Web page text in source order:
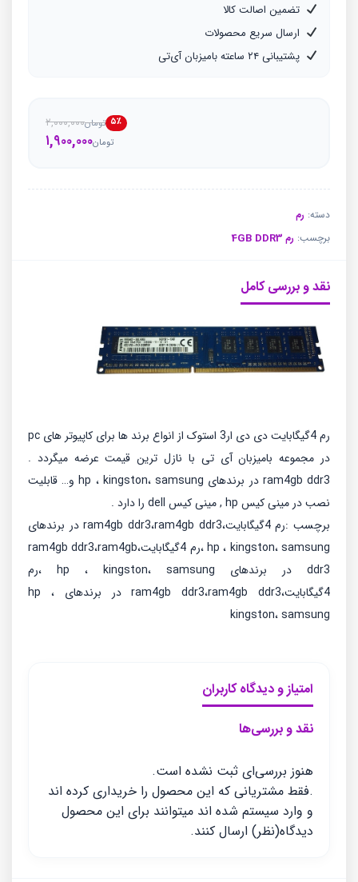
تضمین اصالت کالا
ارسال سریع محصولات
پشتیبانی ۲۴ ساعته بامیزبان آی‌تی
۵٪ تومان۲,۰۰۰,۰۰۰
قیمت
تومان۱,۹۰۰,۰۰۰قیمت
دسته: رم
برچسب: رم 4GB DDR3
نقد و بررسی کامل
رم 4گیگابایت دی دی ار3 استوک از انواع برند ها برای کاپیوتر های pc
در مجموعه بامیزبان آی تی با نازل ترین قیمت عرضه میگردد .
ram4gb ddr3 در برندهای hp ، kingston، samsung و… قابلیت
نصب در مینی کیس hp , مینی کیس dell را دارد .
برچسب :رم 4گیگابایت،ram4gb ddr3،ram4gb ddr3 در برندهای
hp ، kingston، samsung ،رم 4گیگابایت،ram4gb ddr3،ram4gb
ddr3 در برندهای hp ، kingston، samsung ،رم
4گیگابایت،ram4gb ddr3،ram4gb ddr3 در برندهای hp ،
kingston، samsung
امتیاز و دیدگاه کاربران
نقد و بررسی‌ها
هنوز بررسی‌ای ثبت نشده است.
.فقط مشتریانی که این محصول را خریداری کرده اند
و وارد سیستم شده اند میتوانند برای این محصول
دیدگاه(نظر) ارسال کنند.